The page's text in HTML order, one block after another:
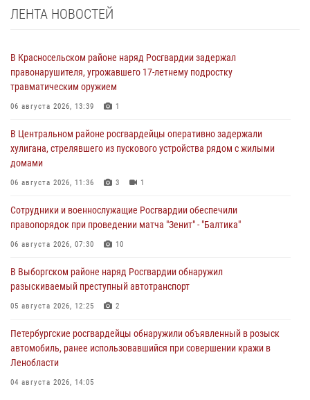
ЛЕНТА НОВОСТЕЙ
В Красносельском районе наряд Росгвардии задержал
правонарушителя, угрожавшего 17-летнему подростку
травматическим оружием
06 августа 2026, 13:39 1
В Центральном районе росгвардейцы оперативно задержали
хулигана, стрелявшего из пускового устройства рядом с жилыми
домами
06 августа 2026, 11:36 3 1
Сотрудники и военнослужащие Росгвардии обеспечили
правопорядок при проведении матча "Зенит" - "Балтика"
06 августа 2026, 07:30 10
В Выборгском районе наряд Росгвардии обнаружил
разыскиваемый преступный автотранспорт
05 августа 2026, 12:25 2
Петербургские росгвардейцы обнаружили объявленный в розыск
автомобиль, ранее использовавшийся при совершении кражи в
Ленобласти
04 августа 2026, 14:05